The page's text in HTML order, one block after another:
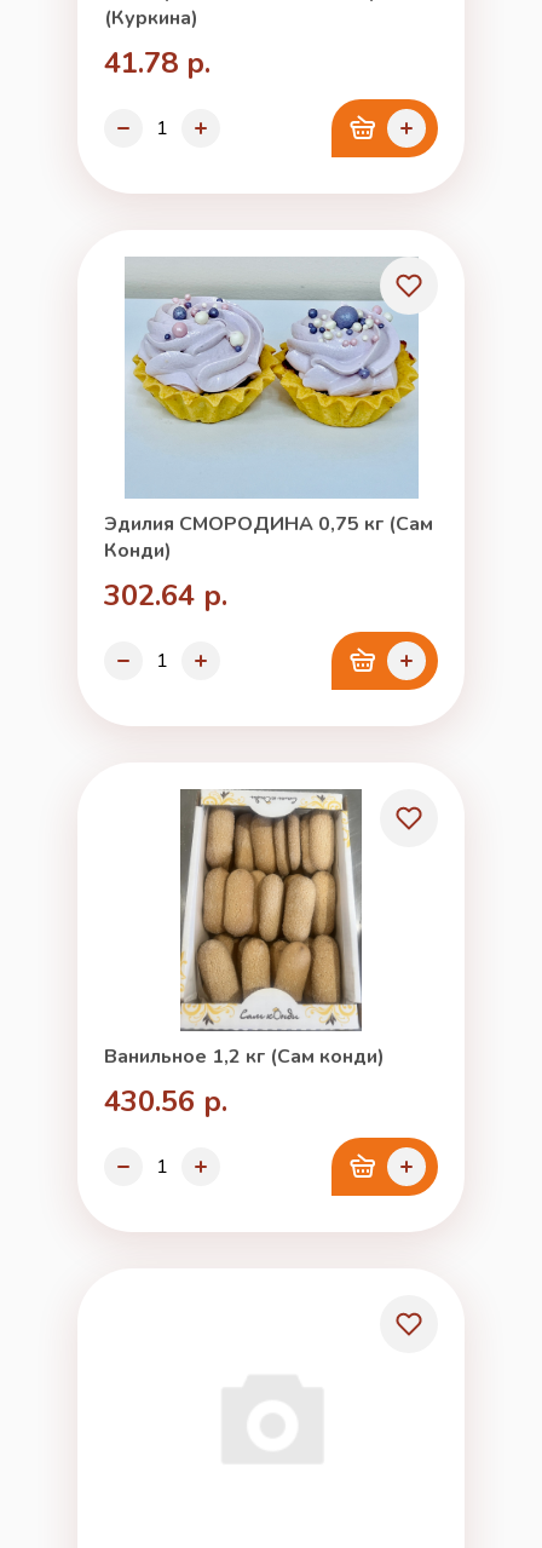
(Куркина)
41.78 р.
Эдилия СМОРОДИНА 0,75 кг (Сам
Конди)
302.64 р.
Ванильное 1,2 кг (Сам конди)
430.56 р.